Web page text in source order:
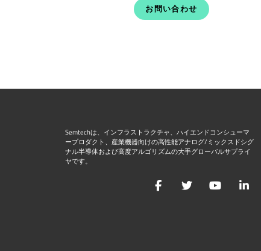
お問い合わせ
Semtechは、インフラストラクチャ、ハイエンドコンシューマ
ープロダクト、産業機器向けの高性能アナログ/ミックスドシグ
ナル半導体および高度アルゴリズムの大手グローバルサプライ
ヤです。
FacebookTwitter